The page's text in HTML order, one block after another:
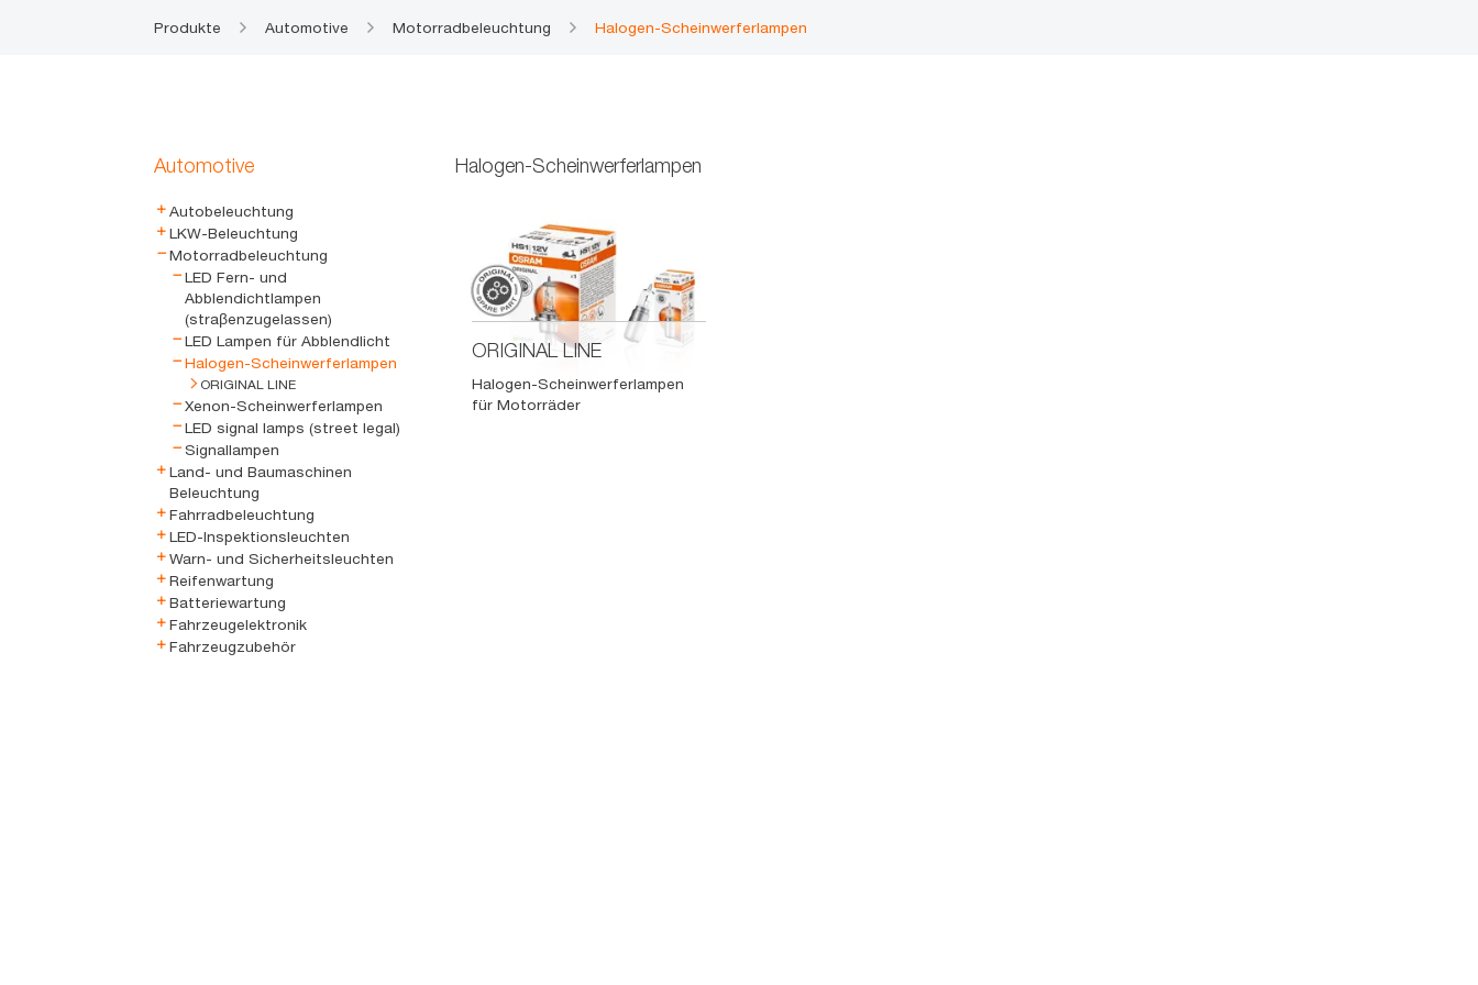
Produkte Automotive Motorradbeleuchtung Halogen-Scheinwerferlampen
Automotive
Autobeleuchtung
LKW-Beleuchtung
Motorradbeleuchtung
LED Fern- und
Abblendichtlampen
(straβenzugelassen)
LED Lampen für Abblendlicht
Halogen-Scheinwerferlampen
ORIGINAL LINE
Xenon-Scheinwerferlampen
LED signal lamps (street legal)
Signallampen
Land- und Baumaschinen
Beleuchtung
Fahrradbeleuchtung
LED-Inspektionsleuchten
Warn- und Sicherheitsleuchten
Reifenwartung
Batteriewartung
Fahrzeugelektronik
Fahrzeugzubehör
Halogen-Scheinwerferlampen
ORIGINAL LINE
Halogen-Scheinwerferlampen
für Motorräder